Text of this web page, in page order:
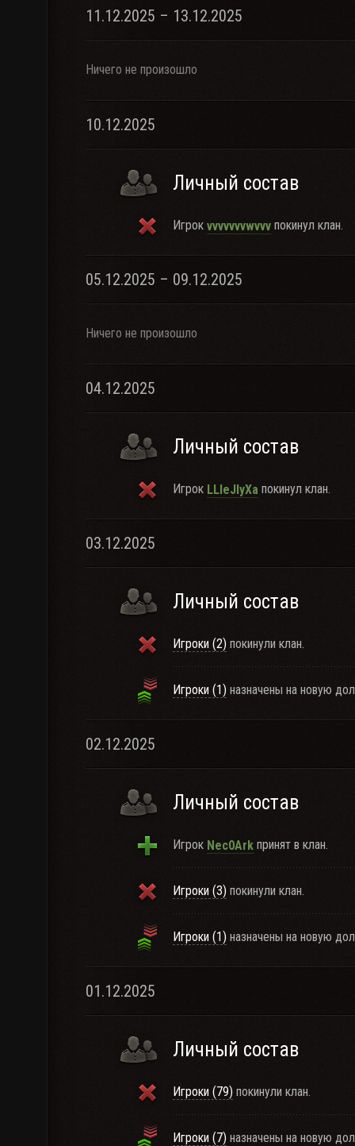
11.12.2025 – 13.12.2025
Ничего не произошло
10.12.2025
Личный состав
Игрок vvvvvvvwvvv покинул клан.
05.12.2025 – 09.12.2025
Ничего не произошло
04.12.2025
Личный состав
Игрок LLIeJlyXa покинул клан.
03.12.2025
Личный состав
Игроки (2) покинули клан.
Игроки (1) назначены на новую
02.12.2025
Личный состав
Игрок Nec0Ark принят в клан.
Игроки (3) покинули клан.
Игроки (1) назначены на новую
01.12.2025
Личный состав
Игроки (79) покинули клан.
Игроки (7) назначены на новую